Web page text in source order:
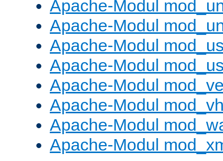
Apache-Modul
Apache-Modul
Apache-Modul
Apache-Modul
Apache-Modul
Apache-Modul
Apache-Modul
Apache-Modul